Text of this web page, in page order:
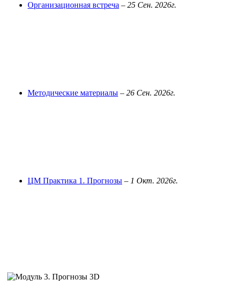
Организационная встреча – 25 Сен. 2026г.
Методические материалы – 26 Сен. 2026г.
ЦМ Практика 1. Прогнозы – 1 Окт. 2026г.